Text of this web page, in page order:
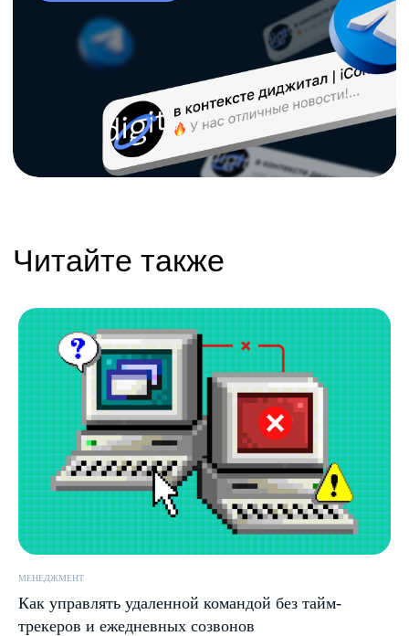
МЕНЕДЖМЕНТ
Как управлять удаленной командой без тайм-
трекеров и ежедневных созвонов